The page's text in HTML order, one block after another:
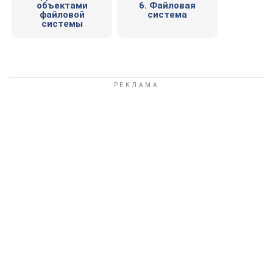
объектами
файловой
системы
6. Файловая
система